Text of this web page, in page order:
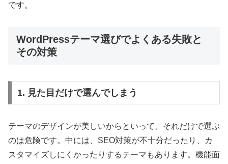
です。
WordPressテーマ選びでよくある失敗と
その対策
1. 見た目だけで選んでしまう
テーマのデザインが美しいからといって、それだけで選ぶ
のは危険です。中には、SEO対策が不十分だったり、カ
スタマイズしにくかったりするテーマもあります。機能面